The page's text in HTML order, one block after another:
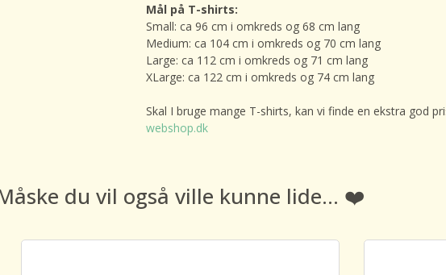
Mål på T-shirts:
Small: ca 96 cm i omkreds og 68 cm lang
Medium: ca 104 cm i omkreds og 70 cm lang
Large: ca 112 cm i omkreds og 71 cm lang
XLarge: ca 122 cm i omkreds og 74 cm lang
Skal I bruge mange T-shirts, kan vi finde en ekstra god
webshop.dk
du vil også ville kunne lide... ❤️